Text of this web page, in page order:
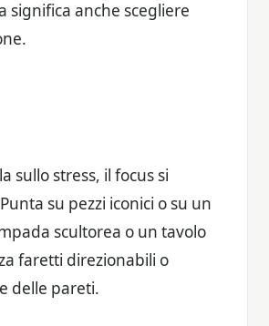
significa anche scegliere
sullo stress, il focus si
su pezzi iconici o su un
scultorea o un tavolo
faretti direzionabili o
delle pareti.